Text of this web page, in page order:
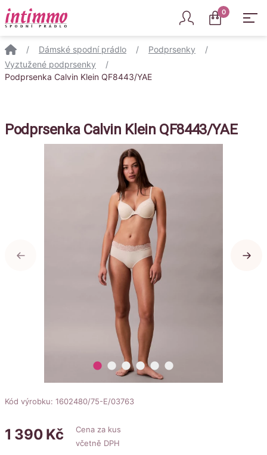
Intimmo 0
/ Dámské spodní prádlo / Podprsenky
/
Vyztužené podprsenky
/
Podprsenka Calvin Klein QF8443/YAE
Podprsenka Calvin Klein QF8443/YAE
lens lens lens lens lens lens
Kód výrobku: 1602480/75-E/03763
1 390 Kč
Cena za kus
včetně DPH